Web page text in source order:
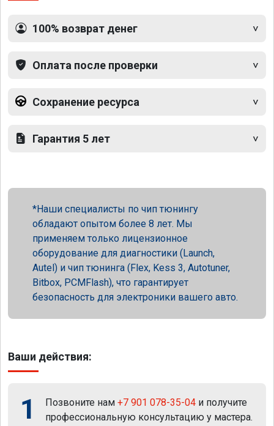
100% возврат денег
Оплата после проверки
Сохранение ресурса
Гарантия 5 лет
Наши специалисты по чип тюнингу
обладают опытом более 8 лет. Мы
применяем только лицензионное
оборудование для диагностики (Launch,
Autel) и чип тюнинга (Flex, Kess 3, Autotuner,
Bitbox, PCMFlash), что гарантирует
безопасность для электроники вашего авто.
Ваши действия:
1 Позвоните нам +7 901 078-35-04 и получите
профессиональную консультацию у мастера.